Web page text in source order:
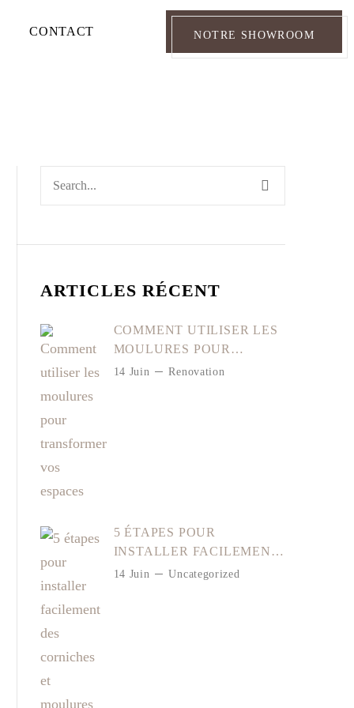
CONTACT NOTRE SHOWROOM
ARTICLES RÉCENT
COMMENT UTILISER LES
MOULURES POUR
TRANSFORMER VOS
14 Juin Renovation
5 ÉTAPES POUR
INSTALLER FACILEMENT
DES CORNICHES ET
14 Juin Uncategorized